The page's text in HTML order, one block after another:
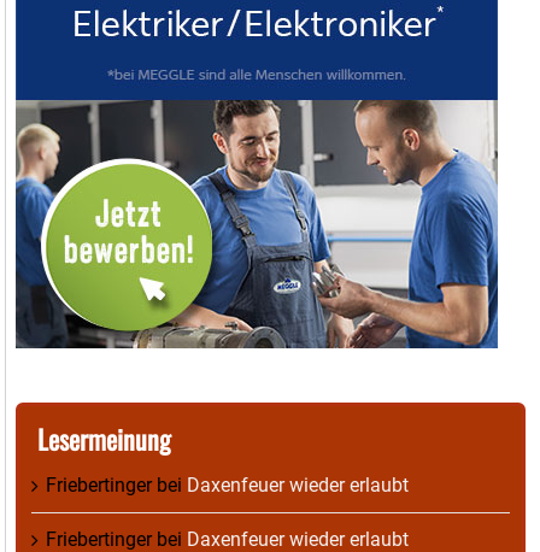
Lesermeinung
Friebertingerbei Daxenfeuer wieder erlaubt
Friebertingerbei Daxenfeuer wieder erlaubt